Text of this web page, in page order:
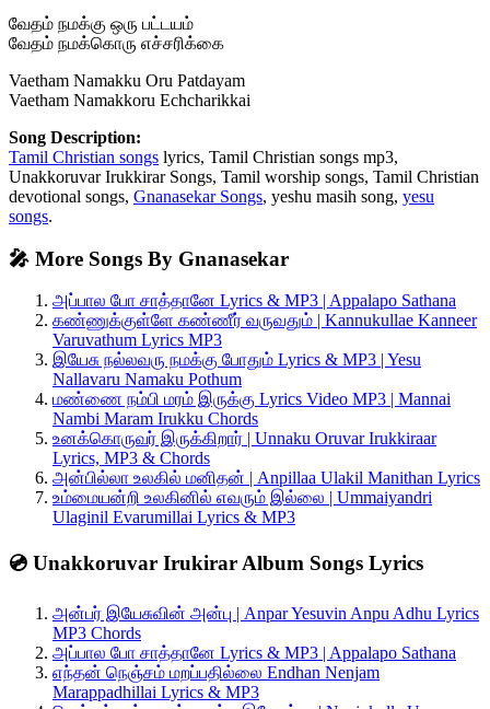
வேதம் நமக்கு ஒரு பட்டயம்
வேதம் நமக்கொரு எச்சரிக்கை
Vaetham Namakku Oru Patdayam
Vaetham Namakkoru Echcharikkai
Song Description:
Tamil Christian songs lyrics, Tamil Christian songs mp3,
Unakkoruvar Irukkirar Songs, Tamil worship songs, Tamil Christian
devotional songs, Gnanasekar Songs, yeshu masih song, yesu
songs.
🎤 More Songs By Gnanasekar
அப்பால போ சாத்தானே Lyrics & MP3 | Appalapo Sathana
கண்ணுக்குள்ளே கண்ணீர் வருவதும் | Kannukullae Kanneer
Varuvathum Lyrics MP3
இயேசு நல்லவரு நமக்கு போதும் Lyrics & MP3 | Yesu
Nallavaru Namaku Pothum
மண்ணை நம்பி மரம் இருக்கு Lyrics Video MP3 | Mannai
Nambi Maram Irukku Chords
உனக்கொருவர் இருக்கிறார் | Unnaku Oruvar Irukkiraar
Lyrics, MP3 & Chords
அன்பில்லா உலகில் மனிதன் | Anpillaa Ulakil Manithan Lyrics
உம்மையன்றி உலகினில் எவரும் இல்லை | Ummaiyandri
Ulaginil Evarumillai Lyrics & MP3
💿 Unakkoruvar Irukirar Album Songs Lyrics
அன்பர் இயேசுவின் அன்பு | Anpar Yesuvin Anpu Adhu Lyrics
MP3 Chords
அப்பால போ சாத்தானே Lyrics & MP3 | Appalapo Sathana
எந்தன் நெஞ்சம் மறப்பதில்லை Endhan Nenjam
Marappadhillai Lyrics & MP3